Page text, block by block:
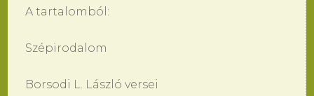
A tartalomból:
Szépirodalom
Borsodi L. László versei